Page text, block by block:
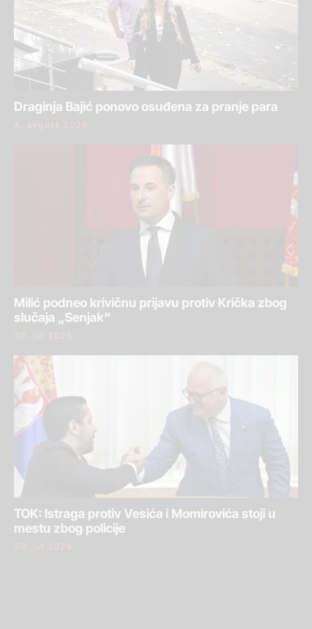
Draginja Bajić ponovo osuđena za pranje para
4. avgust 2026.
Milić podneo krivičnu prijavu protiv Krička zbog
slučaja „Senjak“
30. jul 2026.
TOK: Istraga protiv Vesića i Momirovića stoji u
mestu zbog policije
30. jul 2026.